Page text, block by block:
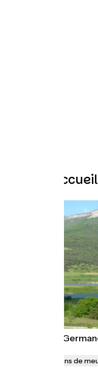
Autres
Au gîte de la
Gîtes et locations de